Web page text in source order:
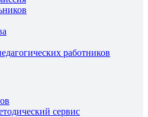
работников
сервис